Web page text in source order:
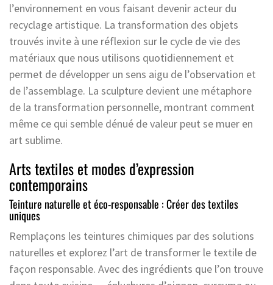
l’environnement en vous faisant devenir acteur du
recyclage artistique. La transformation des objets
trouvés invite à une réflexion sur le cycle de vie des
matériaux que nous utilisons quotidiennement et
permet de développer un sens aigu de l’observation et
de l’assemblage. La sculpture devient une métaphore
de la transformation personnelle, montrant comment
même ce qui semble dénué de valeur peut se muer en
art sublime.
Arts textiles et modes d’expression
contemporains
Teinture naturelle et éco-responsable : Créer des textiles
uniques
Remplaçons les teintures chimiques par des solutions
naturelles et explorez l’art de transformer le textile de
façon responsable. Avec des ingrédients que l’on trouve